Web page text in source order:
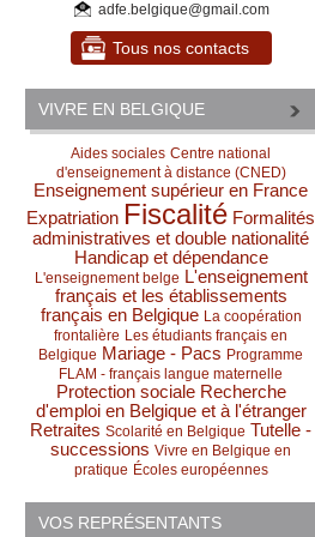
adfe.belgique@gmail.com
Tous nos contacts
VIVRE EN BELGIQUE
Aides sociales Centre national
d'enseignement à distance (CNED)
Enseignement supérieur en France
Expatriation Fiscalité Formalités
administratives et double nationalité
Handicap et dépendance
L'enseignement belge L'enseignement
français et les établissements
français en Belgique La coopération
frontalière Les étudiants français en
Belgique Mariage - Pacs Programme
FLAM - français langue maternelle
Protection sociale Recherche
d'emploi en Belgique et à l'étranger
Retraites Scolarité en Belgique Tutelle -
successions Vivre en Belgique en
pratique Écoles européennes
VOS REPRÉSENTANTS